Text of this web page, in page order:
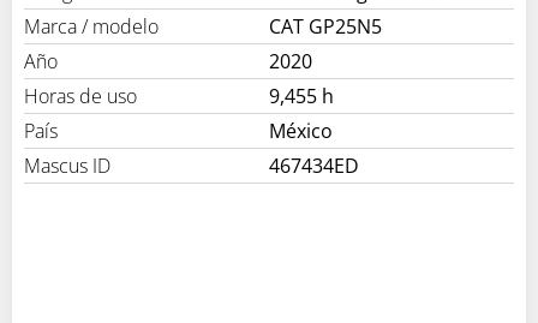
Marca / modelo
CAT GP25N5
Año
2020
Horas de uso
9,455 h
País
México
Mascus ID
467434ED